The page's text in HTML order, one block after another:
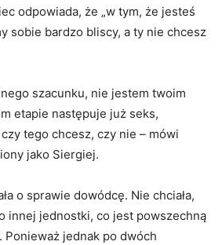
odpowiada, że „w tym, że jesteś
sobie bardzo bliscy, a ty nie chcesz
szacunku, nie jestem twoim
etapie następuje już seks,
tego chcesz, czy nie – mówi
jako Siergiej.
o sprawie dowódcę. Nie chciała,
innej jednostki, co jest powszechną
Ponieważ jednak po dwóch